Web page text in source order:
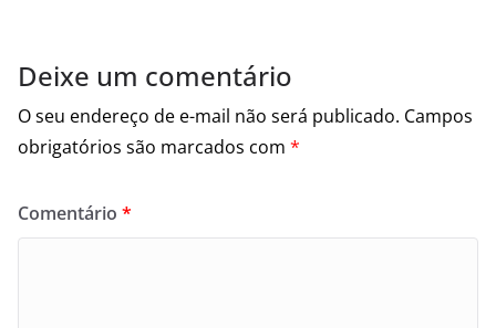
Deixe um comentário
O seu endereço de e-mail não será publicado. Campos
obrigatórios são marcados com *
Comentário *